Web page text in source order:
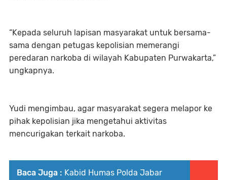
“Kepada seluruh lapisan masyarakat untuk bersama-
sama dengan petugas kepolisian memerangi
peredaran narkoba di wilayah Kabupaten Purwakarta,”
ungkapnya.
Yudi mengimbau, agar masyarakat segera melapor ke
pihak kepolisian jika mengetahui aktivitas
mencurigakan terkait narkoba.
Baca Juga : Kabid Humas Polda Jabar